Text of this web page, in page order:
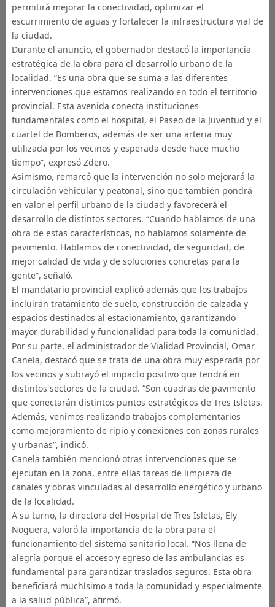
permitirá mejorar la conectividad, optimizar el
escurrimiento de aguas y fortalecer la infraestructura vial de
la ciudad.
Durante el anuncio, el gobernador destacó la importancia
estratégica de la obra para el desarrollo urbano de la
localidad. “Es una obra que se suma a las diferentes
intervenciones que estamos realizando en todo el territorio
provincial. Esta avenida conecta instituciones
fundamentales como el hospital, el Paseo de la Juventud y el
cuartel de Bomberos, además de ser una arteria muy
utilizada por los vecinos y esperada desde hace mucho
tiempo”, expresó Zdero.
Asimismo, remarcó que la intervención no solo mejorará la
circulación vehicular y peatonal, sino que también pondrá
en valor el perfil urbano de la ciudad y favorecerá el
desarrollo de distintos sectores. “Cuando hablamos de una
obra de estas características, no hablamos solamente de
pavimento. Hablamos de conectividad, de seguridad, de
mejor calidad de vida y de soluciones concretas para la
gente”, señaló.
El mandatario provincial explicó además que los trabajos
incluirán tratamiento de suelo, construcción de calzada y
espacios destinados al estacionamiento, garantizando
mayor durabilidad y funcionalidad para toda la comunidad.
Por su parte, el administrador de Vialidad Provincial, Omar
Canela, destacó que se trata de una obra muy esperada por
los vecinos y subrayó el impacto positivo que tendrá en
distintos sectores de la ciudad. “Son cuadras de pavimento
que conectarán distintos puntos estratégicos de Tres Isletas.
Además, venimos realizando trabajos complementarios
como mejoramiento de ripio y conexiones con zonas rurales
y urbanas”, indicó.
Canela también mencionó otras intervenciones que se
ejecutan en la zona, entre ellas tareas de limpieza de
canales y obras vinculadas al desarrollo energético y urbano
de la localidad.
A su turno, la directora del Hospital de Tres Isletas, Ely
Noguera, valoró la importancia de la obra para el
funcionamiento del sistema sanitario local. “Nos llena de
alegría porque el acceso y egreso de las ambulancias es
fundamental para garantizar traslados seguros. Esta obra
beneficiará muchísimo a toda la comunidad y especialmente
a la salud pública”, afirmó.